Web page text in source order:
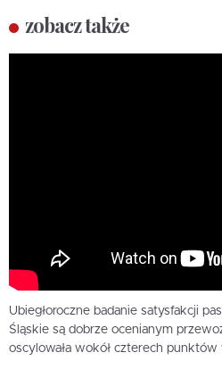
zobacz także
Ubiegłoroczne badanie satysfakcji
Śląskie są dobrze ocenianym
oscylowała wokół czterech